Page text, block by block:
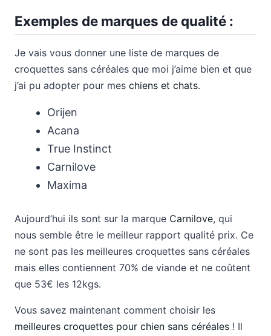
Exemples de marques de qualité :
Je vais vous donner une liste de marques de
croquettes sans céréales que moi j’aime bien et que
j’ai pu adopter pour mes chiens et chats.
Orijen
Acana
True Instinct
Carnilove
Maxima
Aujourd’hui ils sont sur la marque Carnilove, qui
nous semble être le meilleur rapport qualité prix. Ce
ne sont pas les meilleures croquettes sans céréales
mais elles contiennent 70% de viande et ne coûtent
que 53€ les 12kgs.
Vous savez maintenant comment choisir les
meilleures croquettes pour chien sans céréales ! Il